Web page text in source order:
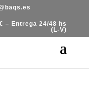
– Entrega 24/48 hs
(L-V)
Maleta de viaje L